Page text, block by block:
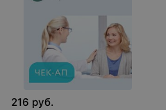
216 руб.